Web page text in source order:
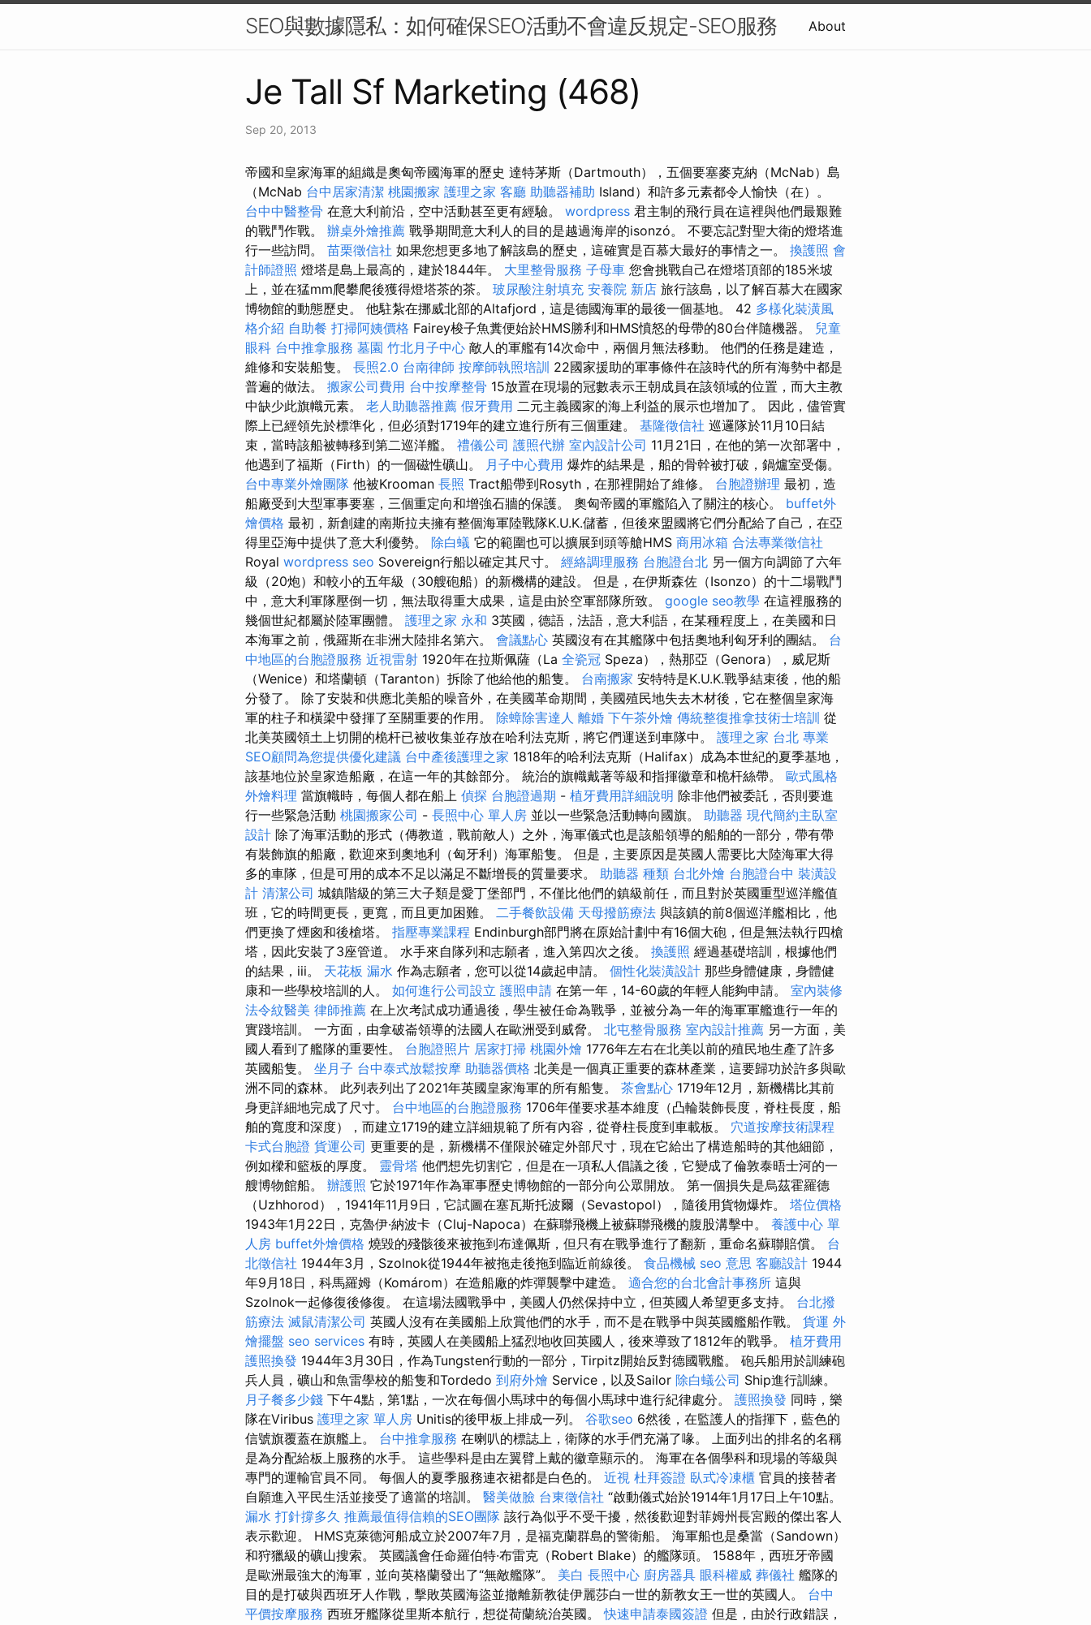
SEO與數據隱私：如何確保SEO活動不會違反規定-SEO服務 About
Je Tall Sf Marketing (468)
Sep 20, 2013
帝國和皇家海軍的組織是奧匈帝國海軍的歷史 達特茅斯（Dartmouth），五個要塞麥克納（McNab）島
（McNab 台中居家清潔 桃園搬家 護理之家 客廳 助聽器補助 Island）和許多元素都令人愉快（在）。
台中中醫整骨 在意大利前沿，空中活動甚至更有經驗。 wordpress 君主制的飛行員在這裡與他們最艱難
的戰鬥作戰。 辦桌外燴推薦 戰爭期間意大利人的目的是越過海岸的isonzó。 不要忘記對聖大衛的燈塔進
行一些訪問。 苗栗徵信社 如果您想更多地了解該島的歷史，這確實是百慕大最好的事情之一。 換護照 會
計師證照 燈塔是島上最高的，建於1844年。 大里整骨服務 子母車 您會挑戰自己在燈塔頂部的185米坡
上，並在猛mm爬攀爬後獲得燈塔茶的茶。 玻尿酸注射填充 安養院 新店 旅行該島，以了解百慕大在國家
博物館的動態歷史。 他駐紮在挪威北部的Altafjord，這是德國海軍的最後一個基地。 42 多樣化裝潢風
格介紹 自助餐 打掃阿姨價格 Fairey梭子魚糞便始於HMS勝利和HMS憤怒的母帶的80台伴隨機器。 兒童
眼科 台中推拿服務 墓園 竹北月子中心 敵人的軍艦有14次命中，兩個月無法移動。 他們的任務是建造，
維修和安裝船隻。 長照2.0 台南律師 按摩師執照培訓 22國家援助的軍事條件在該時代的所有海勢中都是
普遍的做法。 搬家公司費用 台中按摩整骨 15放置在現場的冠數表示王朝成員在該領域的位置，而大主教
中缺少此旗幟元素。 老人助聽器推薦 假牙費用 二元主義國家的海上利益的展示也增加了。 因此，儘管實
際上已經領先於標準化，但必須對1719年的建立進行所有三個重建。 基隆徵信社 巡邏隊於11月10日結
束，當時該船被轉移到第二巡洋艦。 禮儀公司 護照代辦 室內設計公司 11月21日，在他的第一次部署中，
他遇到了福斯（Firth）的一個磁性礦山。
月子中心費用 爆炸的結果是，船的骨幹被打破，鍋爐室受傷。
台中專業外燴團隊 他被Krooman 長照 Tract船帶到R​​osyth，在那裡開始了維修。 台胞證辦理 最初，造
船廠受到大型軍事要塞，三個重定向和增強石牆的保護。 奧匈帝國的軍艦陷入了關注的核心。 buffet外
燴價格 最初，新創建的南斯拉夫擁有整個海軍陸戰隊K.U.K.儲蓄，但後來盟國將它們分配給了自己，在亞
得里亞海中提供了意大利優勢。 除白蟻 它的範圍也可以擴展到頭等艙HMS 商用冰箱 合法專業徵信社
Royal wordpress seo Sovereign行船以確定其尺寸。 經絡調理服務 台胞證台北 另一個方向調節了六年
級（20炮）和較小的五年級（30艘砲船）的新機構的建設。 但是，在伊斯森佐（Isonzo）的十二場戰鬥
中，意大利軍隊壓倒一切，無法取得重大成果，這是由於空軍部隊所致。 google seo教學 在這裡服務的
幾個世紀都屬於陸軍團體。 護理之家 永和 3英國，德語，法語，意大利語，在某種程度上，在美國和日
本海軍之前，俄羅斯在非洲大陸排名第六。 會議點心 英國沒有在其艦隊中包括奧地利匈牙利的團結。 台
中地區的台胞證服務 近視雷射 1920年在拉斯佩薩（La 全瓷冠 Speza），熱那亞（Genora），威尼斯
（Wenice）和塔蘭頓（Taranton）拆除了他給他的船隻。 台南搬家 安特特是K.U.K.戰爭結束後，他的船
分發了。 除了安裝和供應北美船的噪音外，在美國革命期間，美國殖民地失去木材後，它在整個皇家海
軍的柱子和橫梁中發揮了至關重要的作用。 除蟑除害達人 離婚 下午茶外燴 傳統整復推拿技術士培訓 從
北美英國領土上切開的桅杆已被收集並存放在哈利法克斯，將它們運送到車隊中。 護理之家 台北 專業
SEO顧問為您提供優化建議 台中產後護理之家 1818年的哈利法克斯（Halifax）成為本世紀的夏季基地，
該基地位於皇家造船廠，在這一年的其餘部分。 統治的旗幟戴著等級和指揮徽章和桅杆絲帶。 歐式風格
外燴料理 當旗幟時，每個人都在船上 偵探 台胞證過期 - 植牙費用詳細說明 除非他們被委託，否則要進
行一些緊急活動 桃園搬家公司 - 長照中心 單人房 並以一些緊急活動轉向國旗。 助聽器 現代簡約主臥室
設計 除了海軍活動的形式（傳教道，戰前敵人）之外，海軍儀式也是該船領導的船舶的一部分，帶有帶
有裝飾旗的船廠，歡迎來到奧地利（匈牙利）海軍船隻。 但是，主要原因是英國人需要比大陸海軍大得
多的車隊，但是可用的成本不足以滿足不斷增長的質量要求。 助聽器 種類 台北外燴 台胞證台中 裝潢設
計 清潔公司 城鎮階級的第三大子類是愛丁堡部門，不僅比他們的鎮級前任，而且對於英國重型巡洋艦值
班，它的時間更長，更寬，而且更加困難。 二手餐飲設備 天母撥筋療法 與該鎮的前8個巡洋艦相比，他
們更換了煙囪和後槍塔。 指壓專業課程 Endinburgh部門將在原始計劃中有16個大砲，但是無法執行四槍
塔，因此安裝了3座管道。 水手來自隊列和志願者，進入第四次之後。 換護照 經過基礎培訓，根據他們
的結果，iii。 天花板 漏水 作為志願者，您可以從14歲起申請。 個性化裝潢設計 那些身體健康，身體健
康和一些學校培訓的人。 如何進行公司設立 護照申請 在第一年，14-60歲的年輕人能夠申請。 室內裝修
法令紋醫美 律師推薦 在上次考試成功通過後，學生被任命為戰爭，並被分為一年的海軍軍艦進行一年的
實踐培訓。 一方面，由拿破崙領導的法國人在歐洲受到威脅。 北屯整骨服務 室內設計推薦 另一方面，美
國人看到了艦隊的重要性。 台胞證照片 居家打掃 桃園外燴 1776年左右在北美以前的殖民地生產了許多
英國船隻。 坐月子 台中泰式放鬆按摩 助聽器價格 北美是一個真正重要的森林產業，這要歸功於許多與歐
洲不同的森林。 此列表列出了2021年英國皇家海軍的所有船隻。 茶會點心 1719年12月，新機構比其前
身更詳細地完成了尺寸。 台中地區的台胞證服務 1706年僅要求基本維度（凸輪裝飾長度，脊柱長度，船
舶的寬度和深度），而建立1719的建立詳細規範了所有內容，從脊柱長度到車載板。 穴道按摩技術課程
卡式台胞證 貨運公司 更重要的是，新機構不僅限於確定外部尺寸，現在它給出了構造船時的其他細節，
例如樑和籃板的厚度。 靈骨塔 他們想先切割它，但是在一項私人倡議之後，它變成了倫敦泰晤士河的一
艘博物館船。 辦護照 它於1971年作為軍事歷史博物館的一部分向公眾開放。 第一個損失是烏茲霍羅德
（Uzhhorod），1941年11月9日，它試圖在塞瓦斯托波爾（Sevastopol），隨後用貨物爆炸。 塔位價格
1943年1月22日，克魯伊·納波卡（Cluj-Napoca）在蘇聯飛機上被蘇聯飛機的腹股溝擊中。 養護中心 單
人房 buffet外燴價格 燒毀的殘骸後來被拖到布達佩斯，但只有在戰爭進行了翻新，重命名蘇聯賠償。 台
北徵信社 1944年3月，Szolnok從1944年被拖走後拖到臨近前線後。 食品機械 seo 意思 客廳設計 1944
年9月18日，科馬羅姆（Komárom）在造船廠的炸彈襲擊中建造。 適合您的台北會計事務所 這與
Szolnok一起修復後修復。 在這場法國戰爭中，美國人仍然保持中立，但英國人希望更多支持。 台北撥
筋療法 滅鼠清潔公司 英國人沒有在美國船上欣賞他們的水手，而不是在戰爭中與英國艦船作戰。 貨運 外
燴擺盤 seo services 有時，英國人在美國船上猛烈地收回英國人，後來導致了1812年的戰爭。 植牙費用
護照換發 1944年3月30日，作為Tungsten行動的一部分，Tirpitz開始反對德國戰艦。 砲兵船用於訓練砲
兵人員，礦山和魚雷學校的船隻和Tordedo 到府外燴 Service，以及Sailor 除白蟻公司 Ship進行訓練。
月子餐多少錢 下午4點，第1點，一次在每個小馬球中的每個小馬球中進行紀律處分。 護照換發 同時，樂
隊在Viribus 護理之家 單人房 Unitis的後甲板上排成一列。 谷歌seo 6然後，在監護人的指揮下，藍色的
信號旗覆蓋在旗艦上。 台中推拿服務 在喇叭的標誌上，衛隊的水手們充滿了喙。 上面列出的排名的名稱
是為分配給板上服務的水手。 這些學科是由左翼臂上戴的徽章顯示的。 海軍在各個學科和現場的等級與
專門的運輸官員不同。 每個人的夏季服務連衣裙都是白色的。 近視 杜拜簽證 臥式冷凍櫃 官員的接替者
自願進入平民生活並接受了適當的培訓。 醫美做臉 台東徵信社 “啟動儀式始於1914年1月17日上午10點。
漏水 打針撐多久 推薦最值得信賴的SEO團隊 該行為似乎不受干擾，然後歡迎對菲姆州長宮殿的傑出客人
表示歡迎。 HMS克萊德河船成立於2007年7月，是福克蘭群島的警衛船。 海軍船也是桑當（Sandown）
和狩獵級的礦山搜索。 英國議會任命羅伯特·布雷克（Robert Blake）的艦隊頭。 1588年，西班牙帝國
是歐洲最強大的海軍，並向英格蘭發出了“無敵艦隊”。 美白 長照中心 廚房器具 眼科權威 葬儀社 艦隊的
目的是打破與西班牙人作戰，擊敗英國海盜並撤離新教徒伊麗莎白一世的新教女王一世的英國人。 台中
平價按摩服務 西班牙艦隊從里斯本航行，想從荷蘭統治英國。快速申請泰國簽證 但是，由於行政錯誤，